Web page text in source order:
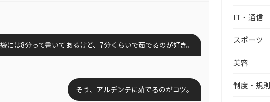
袋には8分って書いてあるけど、7分くらいで茹でるのが好き。
そう、アルデンテに茹でるのがコツ。
IT・通信
スポーツ
美容
制度・規則